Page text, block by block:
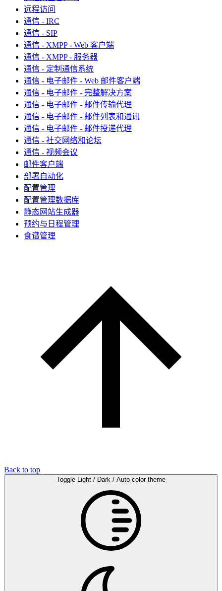
远程访问
通信 - IRC
通信 - SIP
通信 - XMPP - Web 客户端
通信 - XMPP - 服务器
通信 - 定制通信系统
通信 - 电子邮件 - Web 邮件客户端
通信 - 电子邮件 - 完整解决方案
通信 - 电子邮件 - 邮件传输代理
通信 - 电子邮件 - 邮件列表和通讯
通信 - 电子邮件 - 邮件投递代理
通信 - 社交网络和论坛
通信 - 视频会议
邮件客户端
部署自动化
配置管理
配置管理数据库
静态网站生成器
预约与日程管理
食谱管理
Back to top
Toggle Light / Dark / Auto color theme